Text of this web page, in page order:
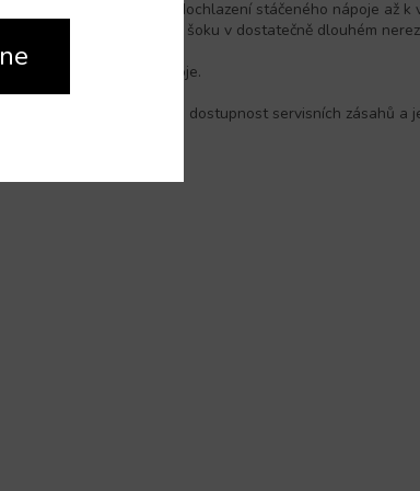
pro perfektní dochlazení stáčeného nápoje až k
probíhá bez teplotního šoku v dostatečně dlouhém
od zapnutí přístroje.
zaručuje jednoduchost a dostupnost servisních zásahů a
ne